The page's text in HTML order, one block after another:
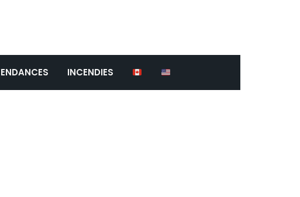
INCENDIES